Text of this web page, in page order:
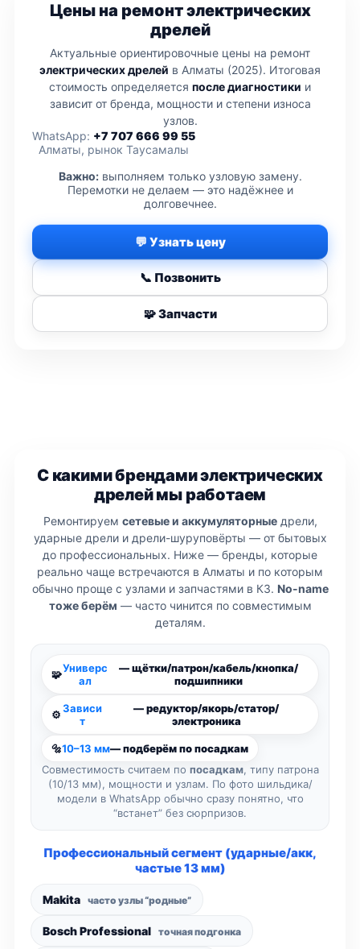
Цены на ремонт электрических
дрелей
Актуальные ориентировочные цены на ремонт
электрических дрелей в Алматы (2025). Итоговая
стоимость определяется после диагностики и
зависит от бренда, мощности и степени износа
узлов.
WhatsApp: +7 707 666 99 55
Алматы, рынок Таусамалы
Важно:выполняем только узловую замену.
Перемотки не делаем — это надёжнее и
долговечнее.
💬 Узнать цену
📞 Позвонить
🧩 Запчасти
С какими брендами электрических
дрелей мы работаем
Ремонтируем сетевые и аккумуляторныедрели,
ударные дрели и дрели-шуруповёрты — от бытовых
до профессиональных. Ниже — бренды, которые
реально чаще встречаются в Алматы и по которым
обычно проще с узлами и запчастями в КЗ. No-name
тоже берём — часто чинится по совместимым
деталям.
🧩Универс
ал
— щётки/патрон/кабель/кнопка/
подшипники
⚙️ Зависи
т
— редуктор/якорь/статор/
электроника
🔩10–13 мм— подберём по посадкам
Совместимость считаем по посадкам, типу патрона
(10/13 мм), мощности и узлам. По фото шильдика/
модели в WhatsApp обычно сразу понятно, что
“встанет” без сюрпризов.
Профессиональный сегмент (ударные/акк,
частые 13 мм)
Makita часто узлы “родные”
Bosch Professional точная подгонка